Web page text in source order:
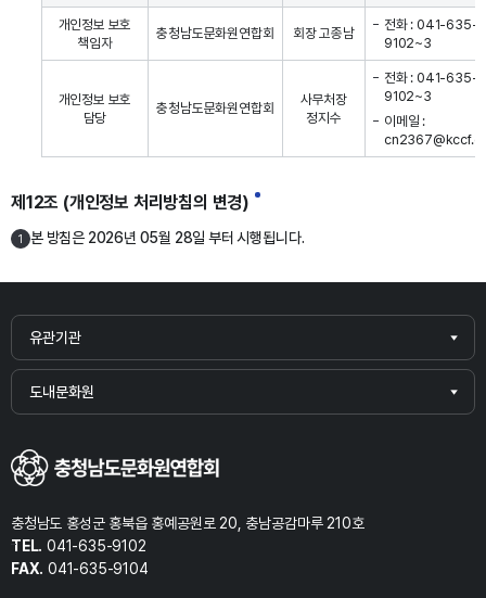
개인정보 보호
책임자
충청남도문화원연합회 회장 고종남
전화 : 041-635-
9102~3
개인정보 보호
담당
충청남도문화원연합회
사무처장
정지수
전화 : 041-635-
9102~3
이메일 :
제12조 (개인정보 처리방침의 변경)
1 본 방침은 2026년 05월 28일 부터 시행됩니다.
충청남도 홍성군 홍북읍 홍예공원로 20, 충남공감마루 210호
TEL. 041-635-9102
FAX. 041-635-9104
유관기관
도내문화원